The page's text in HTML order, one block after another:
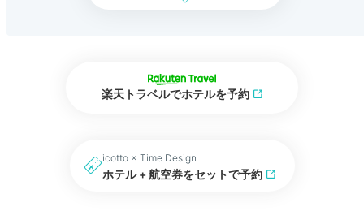
楽天トラベルでホテルを予約
icotto × Time Design
ホテル + 航空券をセットで予約